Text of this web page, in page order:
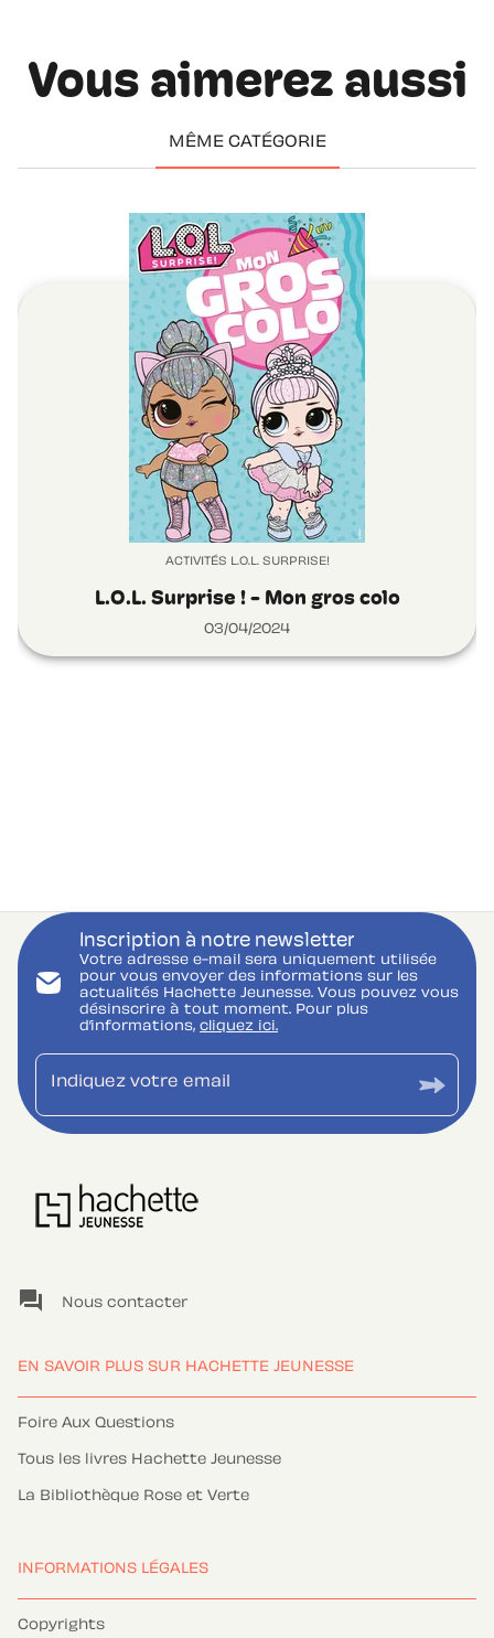
Vous aimerez aussi
MÊME CATÉGORIE
ACTIVITÉS L.O.L. SURPRISE!
L.O.L. Surprise ! - Mon gros colo
03/04/2024
Inscription à notre newsletter
Votre adresse e-mail sera uniquement utilisée
pour vous envoyer des informations sur les
actualités Hachette Jeunesse. Vous pouvez vous
désinscrire à tout moment. Pour plus
d’informations, cliquez ici.
Indiquez votre email
question_answer Nous contacter
EN SAVOIR PLUS SUR HACHETTE JEUNESSE
Foire Aux Questions
Tous les livres Hachette Jeunesse
La Bibliothèque Rose et Verte
INFORMATIONS LÉGALES
Copyrights